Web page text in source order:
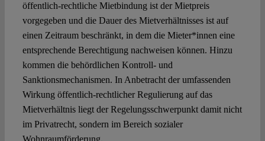
öffentlich-rechtliche Mietbindung ist der Mietpreis
vorgegeben und die Dauer des Mietverhältnisses ist auf
einen Zeitraum beschränkt, in dem die Mieter*innen eine
entsprechende Berechtigung nachweisen können. Hinzu
kommen die behördlichen Kontroll- und
Sanktionsmechanismen. In Anbetracht der umfassenden
Wirkung öffentlich-rechtlicher Regulierung auf das
Mietverhältnis liegt der Regelungsschwerpunkt damit nicht
im Privatrecht, sondern im Bereich sozialer
Wohnraumförderung.